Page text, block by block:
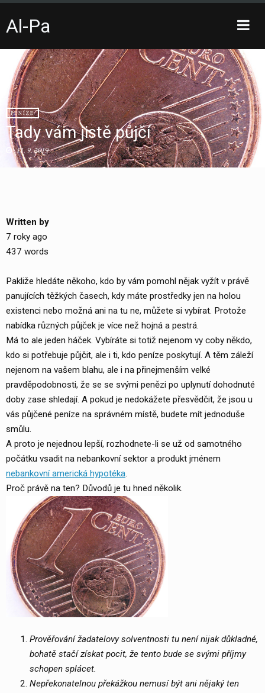
Al-Pa
Toggle
content
PENÍZE
Tady vám jistě půjčí
11. 9. 2019
Written by
7 roky ago
437 words
Pakliže hledáte někoho, kdo by vám pomohl nějak vyžít v právě
panujících těžkých časech, kdy máte prostředky jen na holou
existenci nebo možná ani na tu ne, můžete si vybírat. Protože
nabídka různých půjček je více než hojná a pestrá.
Má to ale jeden háček. Vybíráte si totiž nejenom vy coby někdo,
kdo si potřebuje půjčit, ale i ti, kdo peníze poskytují. A těm záleží
nejenom na vašem blahu, ale i na přinejmenším velké
pravděpodobnosti, že se se svými penězi po uplynutí dohodnuté
doby zase shledají. A pokud je nedokážete přesvědčit, že jsou u
vás půjčené peníze na správném místě, budete mít jednoduše
smůlu.
A proto je nejednou lepší, rozhodnete-li se už od samotného
počátku vsadit na nebankovní sektor a produkt jménem
nebankovní americká hypotéka.
Proč právě na ten? Důvodů je tu hned několik.
Prověřování žadatelovy solventnosti tu není nijak důkladné,
bohatě stačí získat pocit, že tento bude se svými příjmy
schopen splácet.
Nepřekonatelnou překážkou nemusí být ani nějaký ten